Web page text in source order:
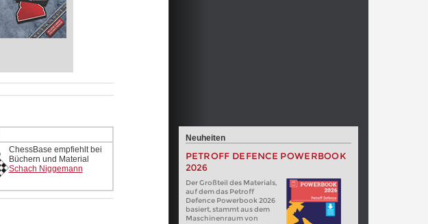
ChessBase empfiehlt bei
Büchern und Material
Schach Niggemann
Neuheiten
PETROFF DEFENCE POWERBOOK
2026
Der Großteil des Materials,
auf dem das Petroff
Defence Powerbook 2026
basiert, stammt aus dem
Maschinenraum von